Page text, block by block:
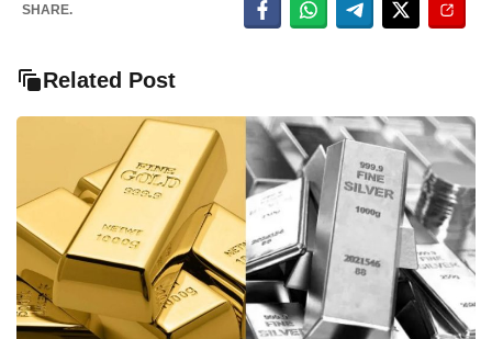
SHARE.
Related Post